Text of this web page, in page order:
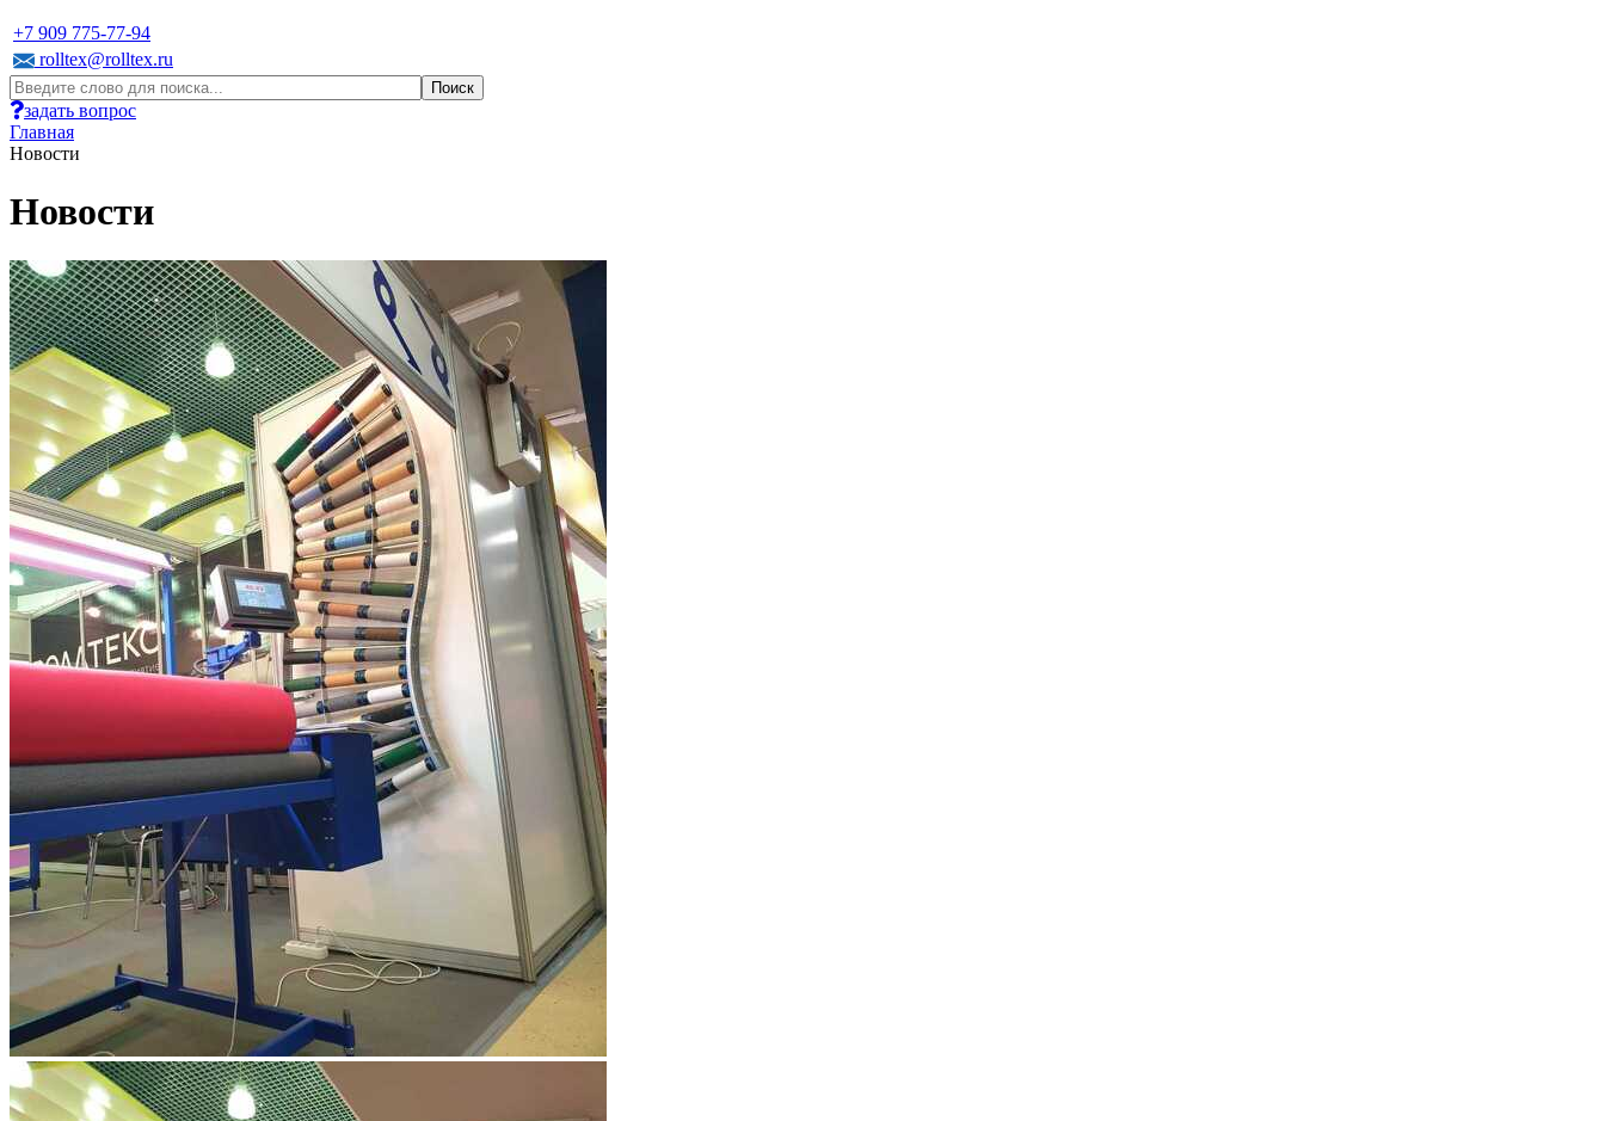
+7 909 775-77-94
rolltex@rolltex.ru
задать вопрос
Главная
Новости
Новости